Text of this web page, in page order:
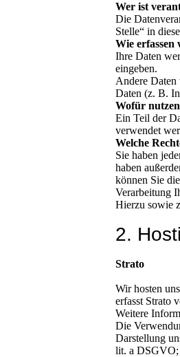
Wer ist
Die
Stelle“ in
Wie
Ihre Daten
eingeben.
Andere Daten
Daten (z. B.
Wofür
Ein Teil der
verwendet
Welche
Sie haben
haben
können Sie
Verarbeitung
Hierzu sowie
2.
Strato
Wir hosten
erfasst Strato
Weitere
Die
Darstellung
lit. a DSGVO;